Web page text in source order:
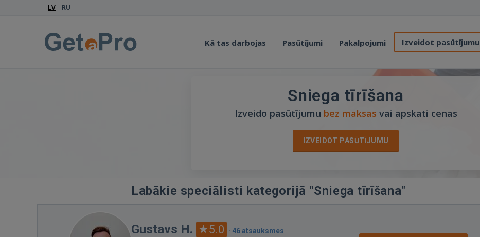
LV RU
Kā tas darbojas Pasūtījumi Pakalpojumi Izveidot pasūtījumu
Sniega tīrīšana
Izveido pasūtījumu bez maksas vai apskati cenas
IZVEIDOT PASŪTĪJUMU
Labākie speciālisti kategorijā "Sniega tīrīšana"
Gustavs H. 5.0 · 46 atsauksmes